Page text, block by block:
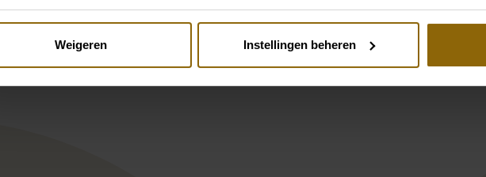
Weigeren Instellingen beheren
Pinterest
Rebecca Ingram Honor 25RK922B11
Pinterest
Viktor and Rolf